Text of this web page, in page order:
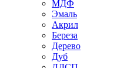
МДФ
Эмаль
Акрил
Береза
Дерево
Дуб